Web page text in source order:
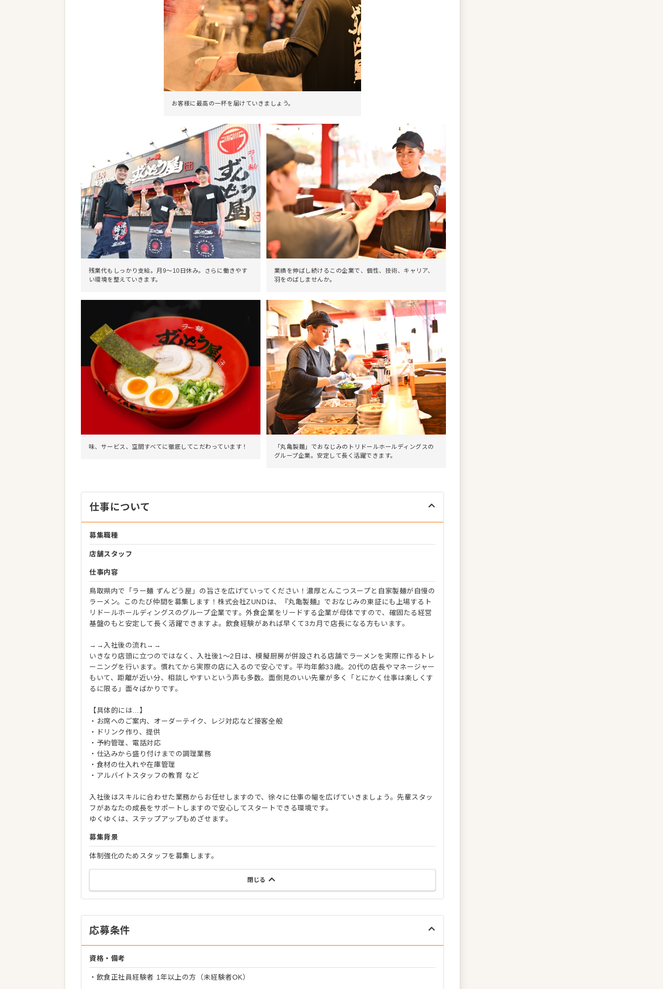
お客様に最高の一杯を届けていきましょう。
残業代もしっかり支給。月9～10日休み。さらに働きやす
い環境を整えていきます。
業績を伸ばし続けるこの企業で、個性、技術、キャリア、
羽をのばしませんか。
味、サービス、空間すべてに徹底してこだわっています！
「丸亀製麵」でおなじみのトリドールホールディングスの
グループ企業。安定して長く活躍できます。
仕事について
募集職種
店舗スタッフ
仕事内容
鳥取県内で「ラー麺 ずんどう屋」の旨さを広げていってください！濃厚とんこつスープと自家製麺が自慢の
ラーメン。このたび仲間を募集します！株式会社ZUNDは、『丸亀製麺』でおなじみの東証にも上場するト
リドールホールディングスのグループ企業です。外食企業をリードする企業が母体ですので、確固たる経営
基盤のもと安定して長く活躍できますよ。飲食経験があれば早くて3カ月で店長になる方もいます。
→→入社後の流れ→→
いきなり店頭に立つのではなく、入社後1～2日は、模擬厨房が併設される店舗でラーメンを実際に作るトレ
ーニングを行います。慣れてから実際の店に入るので安心です。平均年齢33歳。20代の店長やマネージャー
もいて、距離が近い分、相談しやすいという声も多数。面倒見のいい先輩が多く「とにかく仕事は楽しくす
るに限る」面々ばかりです。
【具体的には…】
・お席へのご案内、オーダーテイク、レジ対応など接客全般
・ドリンク作り、提供
・予約管理、電話対応
・仕込みから盛り付けまでの調理業務
・食材の仕入れや在庫管理
・アルバイトスタッフの教育 など
入社後はスキルに合わせた業務からお任せしますので、徐々に仕事の幅を広げていきましょう。先輩スタッ
フがあなたの成長をサポートしますので安心してスタートできる環境です。
ゆくゆくは、ステップアップもめざせます。
募集背景
体制強化のためスタッフを募集します。
閉じる
応募条件
資格・備考
・飲食正社員経験者 1年以上の方（未経験者OK）